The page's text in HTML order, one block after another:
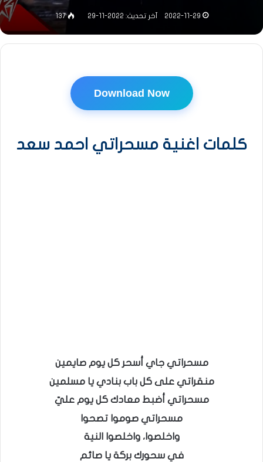
2022-11-29 آخر تحديث: 2022-11-29 137
Download Now
كلمات اغنية مسحراتي احمد سعد
مسحراتي جاي أسحر كل يوم صايمين
منقراتي على كل باب بنادي يا مسلمين
مسحراتي أضبط معادك كل يوم عليّ
مسحراتي صوموا تصحوا
واخلصوا، واخلصوا النية
في سحورك بركة يا صائم